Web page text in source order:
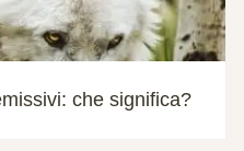
che significa?